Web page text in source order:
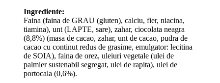
Ingrediente:
Faina (faina de GRAU (gluten), calciu, fier, niacina,
tiamina), unt (LAPTE, sare), zahar, ciocolata neagra
(8,8%) (masa de cacao, zahar, unt de cacao, pudra de
cacao cu continut redus de grasime, emulgator: lecitina
de SOIA), faina de orez, uleiuri vegetale (ulei de
palmier sustenabil segregat, ulei de rapita), ulei de
portocala (0,6%).